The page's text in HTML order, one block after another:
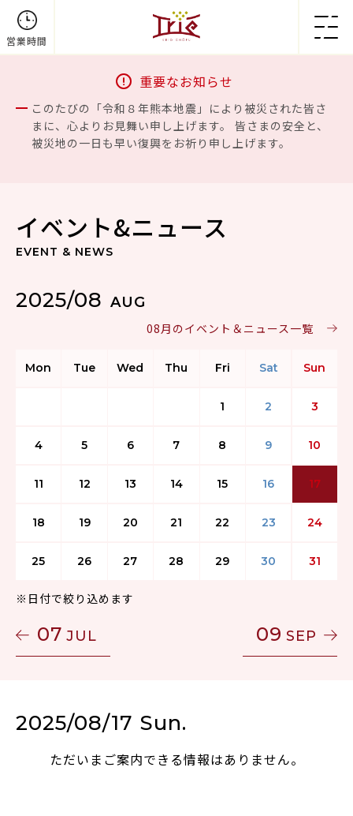
営業時間
重要なお知らせ
このたびの「令和８年熊本地震」により被災された皆さ
まに、心よりお見舞い申し上げます。 皆さまの安全と、
被災地の一日も早い復興をお祈り申し上げます。
イベント&ニュース
EVENT & NEWS
07 JUL
2025/08 AUG
08月のイベント＆ニュース一覧
Mon Tue Wed Thu Fri Sat Sun
1 2 3
4 5 6 7 8 9 10
11 12 13 14 15 16 17
18 19 20 21 22 23 24
25 26 27 28 29 30 31
※日付で絞り込めます
09 SEP
2025/08/17 Sun.
ただいまご案内できる情報はありません。